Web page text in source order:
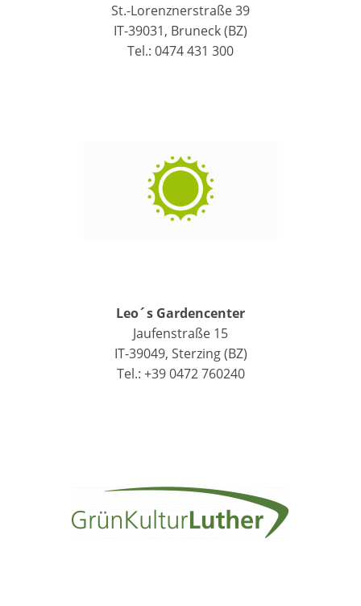
St.-Lorenznerstraße 39
IT-39031, Bruneck (BZ)
Tel.: 0474 431 300
Leo´s Gardencenter
Jaufenstraße 15
IT-39049, Sterzing (BZ)
Tel.: +39 0472 760240